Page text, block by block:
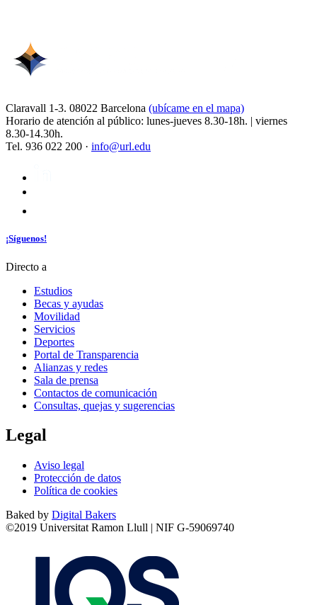
Claravall 1-3. 08022 Barcelona (ubícame en el mapa)
Horario de atención al público: lunes-jueves 8.30-18h. | viernes
8.30-14.30h.
Tel. 936 022 200 · info@url.edu
¡Síguenos!
Directo a
Estudios
Becas y ayudas
Movilidad
Servicios
Deportes
Portal de Transparencia
Alianzas y redes
Sala de prensa
Contactos de comunicación
Consultas, quejas y sugerencias
Legal
Aviso legal
Protección de datos
Política de cookies
Baked by Digital Bakers
©2019 Universitat Ramon Llull | NIF G-59069740